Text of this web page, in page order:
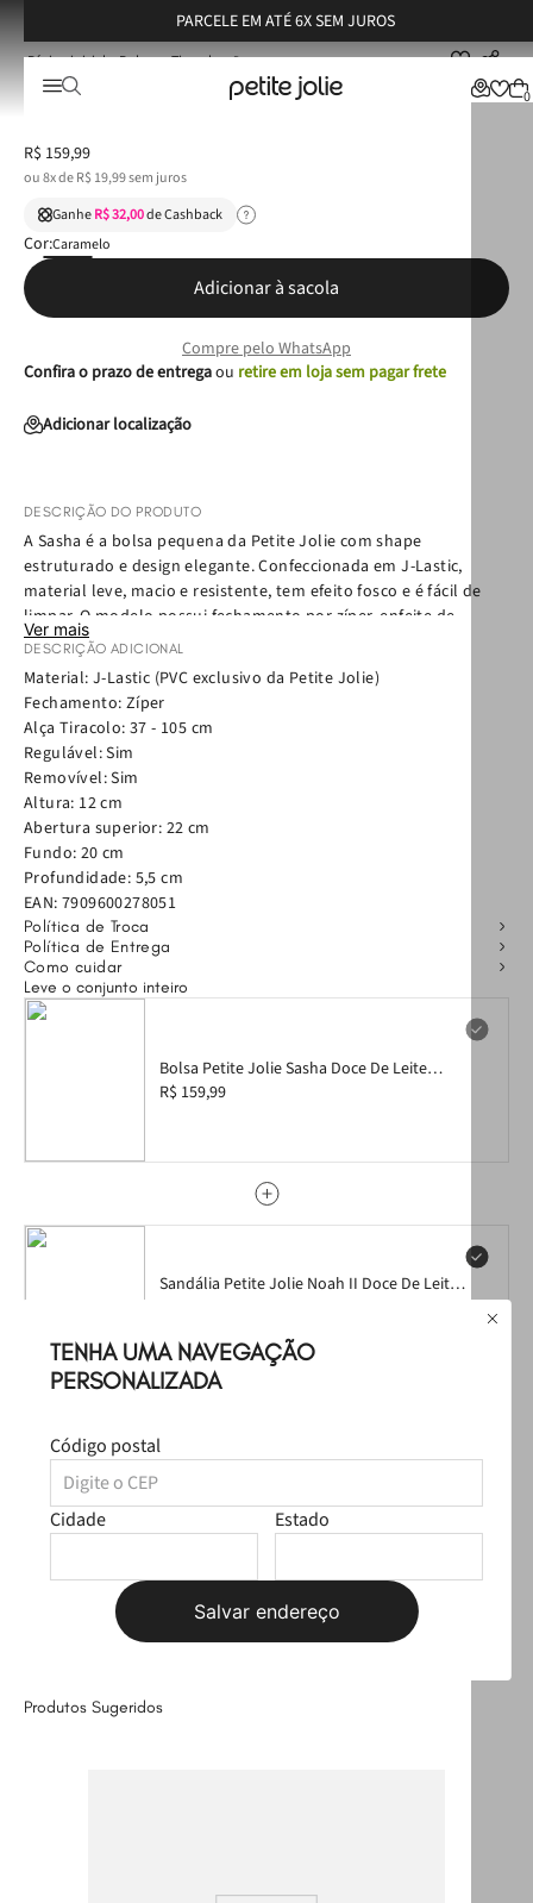
PARCELE EM ATÉ 6X SEM JUROS
TENHA UMA NAVEGAÇÃO
PERSONALIZADA
Código postal
Cidade Estado
Salvar endereço
0
Bolsas Tiracolo Bolsa Petite Jolie Sasha Doce De Leite PJ11339
Bolsa Petite Jolie Sasha Doce De Leite PJ11339
R$ 159,99
ou8x deR$ 19,99sem juros
GanheR$ 32,00de Cashback
Cor:Caramelo
Adicionar à sacola
Compre pelo WhatsApp
Confira o prazo de entregaou retire em loja sem pagar frete
Adicionar localização
DESCRIÇÃO DO PRODUTO
A Sasha é a bolsa pequena da Petite Jolie com shape
estruturado e design elegante. Confeccionada em J-Lastic,
material leve, macio e resistente, tem efeito fosco e é fácil de
limpar. O modelo possui fechamento por zíper, enfeite de
corrente removível, alça de ombro e alça extra para uso
tiracolo. Compacta e prática, a Sasha acomoda celular,
documentos, chaves e pequenos itens essenciais. Sem divisórias
ou bolsos internos, mantém o interior clean. Para conservar sua
Sasha, evite contato com superfícies que possam causar
manchas.
Ver mais
DESCRIÇÃO ADICIONAL
Material: J-Lastic (PVC exclusivo da Petite Jolie)
Fechamento: Zíper
Alça Tiracolo: 37 - 105 cm
Regulável: Sim
Removível: Sim
Altura: 12 cm
Abertura superior: 22 cm
Fundo: 20 cm
Profundidade: 5,5 cm
EAN: 7909600278051
Política de Troca
Política de Entrega
Como cuidar
Leve o conjunto inteiro
Bolsa Petite Jolie Sasha Doce De Leite
PJ11339
R$ 159,99
Sandália Petite Jolie Noah II Doce De Leite
PJ20300
R$ 89,99
produtos
Selecione o tamanho
Produtos Sugeridos